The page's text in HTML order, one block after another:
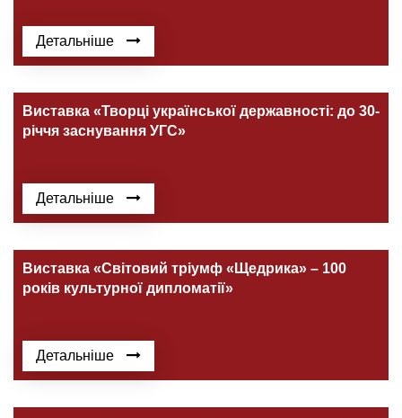
Детальніше
Виставка «Творці української державності: до 30-
річчя заснування УГС»
Детальніше
Виставка «Світовий тріумф «Щедрика» – 100
років культурної дипломатії»
Детальніше